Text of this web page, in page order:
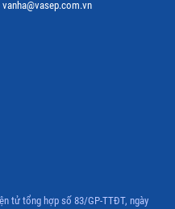
tử tổng hợp số 83/GP-TTĐT, ngày